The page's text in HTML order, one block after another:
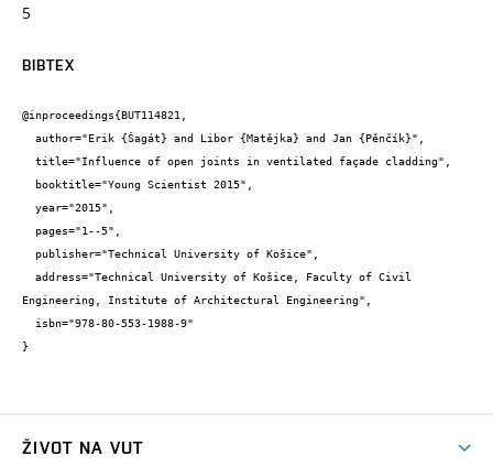
5
BIBTEX
@inproceedings{BUT114821,
Engineering, Institute of Architectural Engineering",
}
ŽIVOT NA VUT